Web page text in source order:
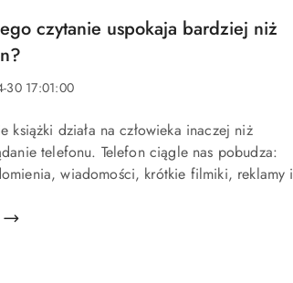
czytanie uspokaja bardziej niż
30 17:01:00
książki działa na człowieka inaczej niż
telefonu. Telefon ciągle nas pobudza:
wiadomości, krótkie filmiki, reklamy i
Nawet gdy wydaje nam si...